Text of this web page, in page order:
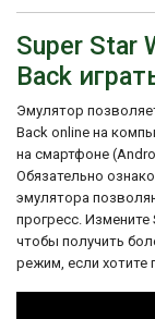
Super Star
Back
Эмулятор
Back online на
на смартфоне
Обязательно
эмулятора
прогресс. Измените
чтобы получить
режим, если хотите